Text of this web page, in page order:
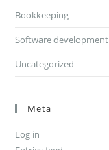
Bookkeeping
Software development
Uncategorized
Meta
Log in